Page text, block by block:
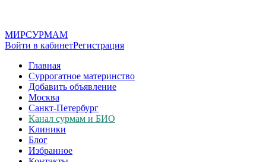
МИРСУРМАМ
Войти в кабинетРегистрация
Главная
Суррогатное материнство
Добавить объявление
Москва
Санкт-Петербург
Канал сурмам и БИО
Клиники
Блог
Избранное